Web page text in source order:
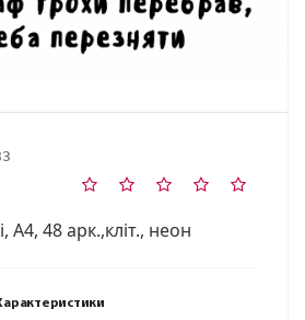
48 арк.,кліт., неон